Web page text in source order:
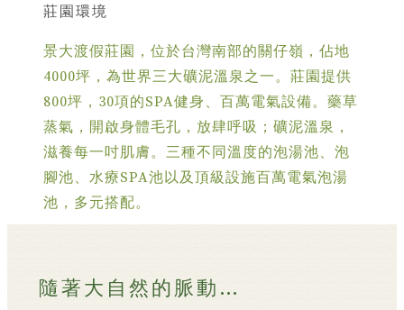
莊園環境
景大渡假莊園，位於台灣南部的關仔嶺，佔地
4000坪，為世界三大礦泥溫泉之一。莊園提供
800坪，30項的SPA健身、百萬電氣設備。藥草
蒸氣，開啟身體毛孔，放肆呼吸；礦泥溫泉，
滋養每一吋肌膚。三種不同溫度的泡湯池、泡
腳池、水療SPA池以及頂級設施百萬電氣泡湯
池，多元搭配。
隨著大自然的脈動…